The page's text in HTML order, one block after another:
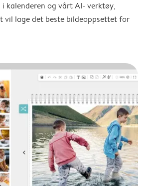
kalenderen og vårt AI- verktøy,
vil lage det beste bildeoppsettet for